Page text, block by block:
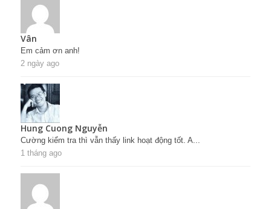
Vân
Em cảm ơn anh!
2 ngày ago
Hung Cuong Nguyễn
Cường kiểm tra thì vẫn thấy link hoạt động tốt. A...
1 tháng ago